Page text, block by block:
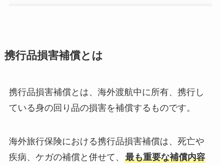
携行品損害補償とは
携行品損害補償とは、海外渡航中に所有、携行し
ている身の回り品の損害を補償するものです。
海外旅行保険における携行品損害補償は、死亡や
疾病、ケガの補償と併せて、 最も重要な補償内容